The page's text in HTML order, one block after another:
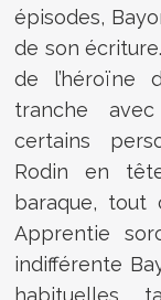
épisodes,
de son
de l’héroïne
tranche
certains
Rodin en
baraque, tout
Apprentie
indifférente
habituelles